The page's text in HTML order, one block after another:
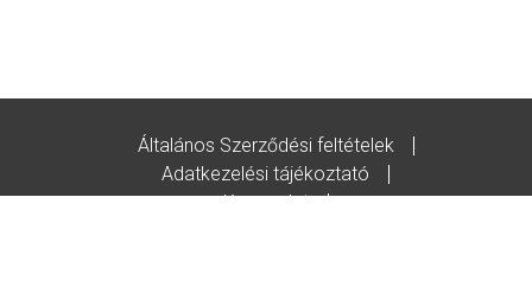
Általános Szerződési feltételek
Adatkezelési tájékoztató
Kapcsolat